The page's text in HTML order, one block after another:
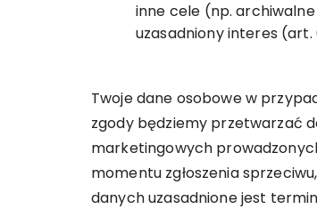
inne cele (np.
uzasadniony interes (art.
Twoje dane osobowe w
zgody będziemy przetwarzać
marketingowych
momentu zgłoszenia
danych uzasadnione jest